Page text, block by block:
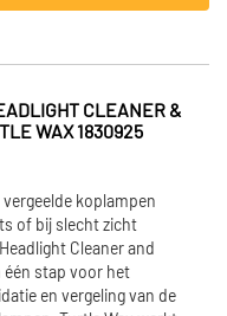
CLEANER &
WAX 1830925
koplampen
of bij slecht zicht
Cleaner and
één stap voor het
en vergeling van de